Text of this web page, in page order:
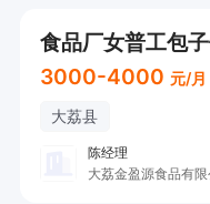
食品厂女普工包
3000-4000 元/月
大荔县
陈经理
大荔金盈源食品有限